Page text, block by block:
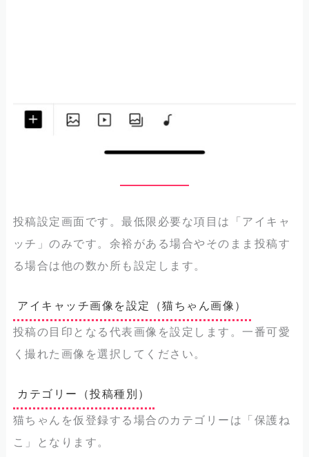
投稿設定画面です。最低限必要な項目は「アイキャ
ッチ」のみです。余裕がある場合やそのまま投稿す
る場合は他の数か所も設定します。
アイキャッチ画像を設定（猫ちゃん画像）
投稿の目印となる代表画像を設定します。一番可愛
く撮れた画像を選択してください。
カテゴリー（投稿種別）
猫ちゃんを仮登録する場合のカテゴリーは「保護ね
こ」となります。